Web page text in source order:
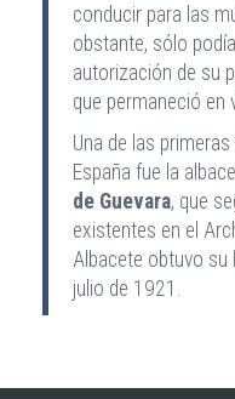
conducir para las
obstante, sólo
autorización de su
que permaneció en
Una de las
España fue la
de Guevara, que
existentes en el
Albacete obtuvo su
julio de 1921.